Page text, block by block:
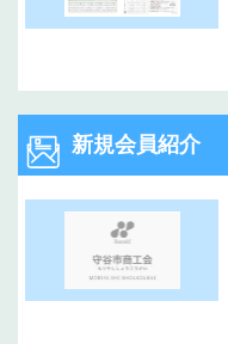
新規会員紹介